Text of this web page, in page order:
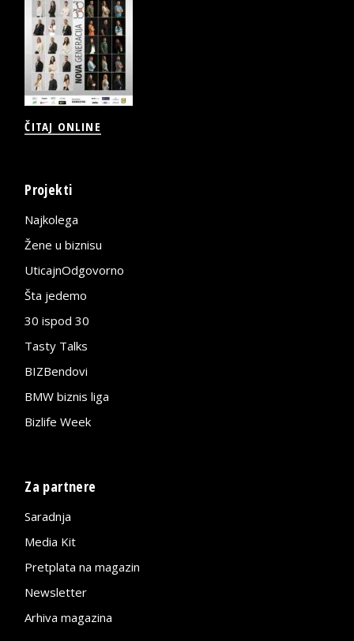
ČITAJ ONLINE
Projekti
Najkolega
Žene u biznisu
UticajnOdgovorno
Šta jedemo
30 ispod 30
Tasty Talks
BIZBendovi
BMW biznis liga
Bizlife Week
Za partnere
Saradnja
Media Kit
Pretplata na magazin
Newsletter
Arhiva magazina